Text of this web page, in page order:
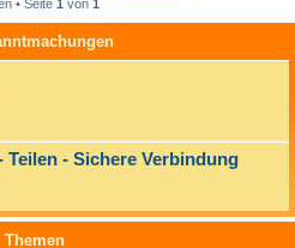
• Seite 1 von 1
Teilen - Sichere Verbindung
Themen